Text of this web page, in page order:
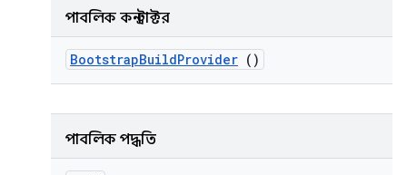
পাবলিক কনস্ট্রাক্টর
BootstrapBuildProvider ()
পাবলিক পদ্ধতি